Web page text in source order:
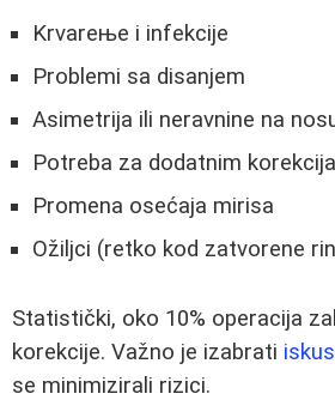
Krvareње i infekcije
Problemi sa disanjem
Asimetrija ili neravnine na
Potreba za dodatnim
Promena osećaja mirisa
Ožiljci (retko kod zatvorene
Statistički, oko 10% operacija
korekcije. Važno je izabrati
se minimizirali rizici.